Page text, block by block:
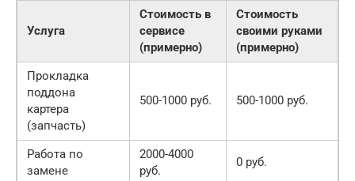
Услуга
Стоимость в
сервисе
(примерно)
Стоимость
своими руками
(примерно)
Прокладка
поддона
картера
(запчасть)
500-1000 руб. 500-1000 руб.
Работа по
замене
2000-4000
руб.
0 руб.